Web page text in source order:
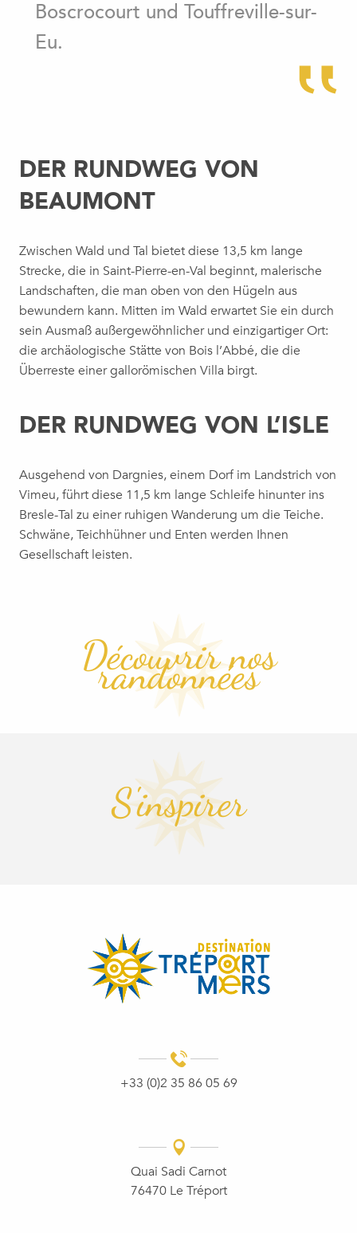
Boscrocourt und Touffreville-sur-
Eu.
DER RUNDWEG VON
BEAUMONT
Zwischen Wald und Tal bietet diese 13,5 km lange
Strecke, die in Saint-Pierre-en-Val beginnt, malerische
Landschaften, die man oben von den Hügeln aus
bewundern kann. Mitten im Wald erwartet Sie ein durch
sein Ausmaß außergewöhnlicher und einzigartiger Ort:
die archäologische Stätte von Bois l’Abbé, die die
Überreste einer gallorömischen Villa birgt.
DER RUNDWEG VON L’ISLE
Ausgehend von Dargnies, einem Dorf im Landstrich von
Vimeu, führt diese 11,5 km lange Schleife hinunter ins
Bresle-Tal zu einer ruhigen Wanderung um die Teiche.
Schwäne, Teichhühner und Enten werden Ihnen
Gesellschaft leisten.
Découvrir nos
randonnées
S'inspirer
+33 (0)2 35 86 05 69
Quai Sadi Carnot
76470 Le Tréport